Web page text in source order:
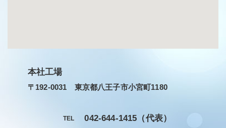
本社工場
〒192-0031 東京都八王子市小宮町1180
TEL 042-644-1415 （代表）